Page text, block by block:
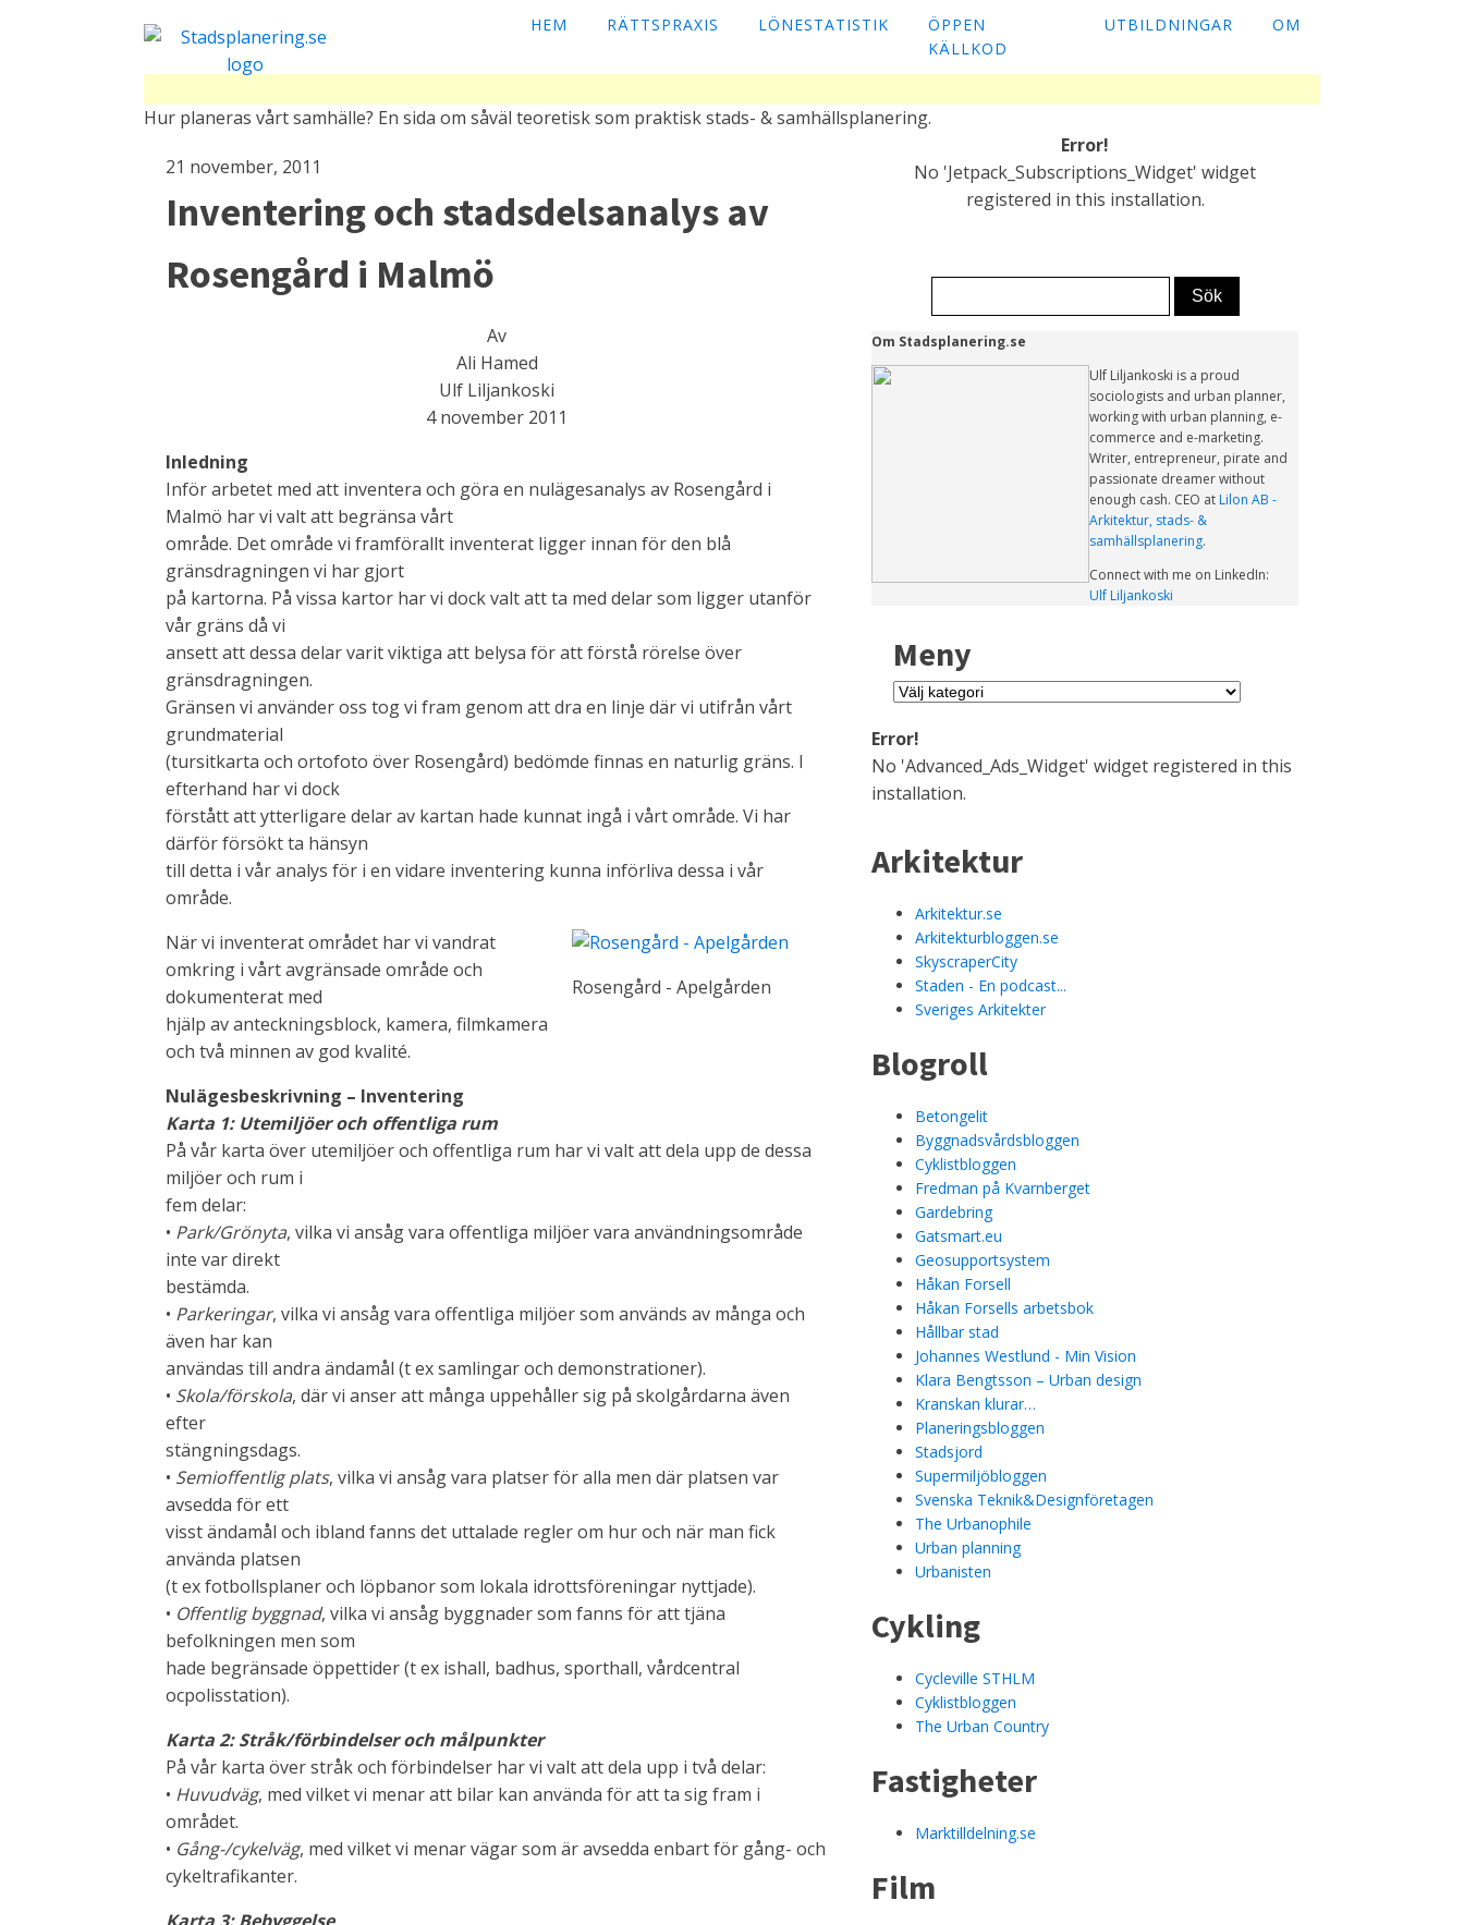
HEM RÄTTSPRAXIS LÖNESTATISTIK
ÖPPEN
KÄLLKOD
UTBILDNINGAR OM
Hur planeras vårt samhälle? En sida om såväl teoretisk som praktisk stads- & samhällsplanering.
21 november, 2011
Inventering och stadsdelsanalys av
Rosengård i Malmö
Av
Ali Hamed
Ulf Liljankoski
4 november 2011
Inledning
Inför arbetet med att inventera och göra en nulägesanalys av Rosengård i
Malmö har vi valt att begränsa vårt
område. Det område vi framförallt inventerat ligger innan för den blå
gränsdragningen vi har gjort
på kartorna. På vissa kartor har vi dock valt att ta med delar som ligger utanför
vår gräns då vi
ansett att dessa delar varit viktiga att belysa för att förstå rörelse över
gränsdragningen.
Gränsen vi använder oss tog vi fram genom att dra en linje där vi utifrån vårt
grundmaterial
(tursitkarta och ortofoto över Rosengård) bedömde finnas en naturlig gräns. I
efterhand har vi dock
förstått att ytterligare delar av kartan hade kunnat ingå i vårt område. Vi har
därför försökt ta hänsyn
till detta i vår analys för i en vidare inventering kunna införliva dessa i vår
område.
Rosengård - Apelgården
När vi inventerat området har vi vandrat
omkring i vårt avgränsade område och
dokumenterat med
hjälp av anteckningsblock, kamera, filmkamera
och två minnen av god kvalité.
Nulägesbeskrivning – Inventering
Karta 1: Utemiljöer och offentliga rum
På vår karta över utemiljöer och offentliga rum har vi valt att dela upp de dessa
miljöer och rum i
fem delar:
• Park/Grönyta, vilka vi ansåg vara offentliga miljöer vara användningsområde
inte var direkt
bestämda.
• Parkeringar, vilka vi ansåg vara offentliga miljöer som används av många och
även har kan
användas till andra ändamål (t ex samlingar och demonstrationer).
• Skola/förskola, där vi anser att många uppehåller sig på skolgårdarna även
efter
stängningsdags.
• Semioffentlig plats, vilka vi ansåg vara platser för alla men där platsen var
avsedda för ett
visst ändamål och ibland fanns det uttalade regler om hur och när man fick
använda platsen
(t ex fotbollsplaner och löpbanor som lokala idrottsföreningar nyttjade).
• Offentlig byggnad, vilka vi ansåg byggnader som fanns för att tjäna
befolkningen men som
hade begränsade öppettider (t ex ishall, badhus, sporthall, vårdcentral
ocpolisstation).
Karta 2: Stråk/förbindelser och målpunkter
På vår karta över stråk och förbindelser har vi valt att dela upp i två delar:
• Huvudväg, med vilket vi menar att bilar kan använda för att ta sig fram i
området.
• Gång-/cykelväg, med vilket vi menar vägar som är avsedda enbart för gång- och
cykeltrafikanter.
Error!
No 'Jetpack_Subscriptions_Widget' widget
registered in this installation.
Om Stadsplanering.se
Ulf Liljankoski is a proud
sociologists and urban planner,
working with urban planning, e-
commerce and e-marketing.
Writer, entrepreneur, pirate and
passionate dreamer without
enough cash. CEO at Lilon AB -
Arkitektur, stads- &
samhällsplanering.
Connect with me on LinkedIn:
Ulf Liljankoski
Meny
Meny
Error!
No 'Advanced_Ads_Widget' widget registered in this
installation.
Arkitektur
Arkitektur.se
Arkitekturbloggen.se
SkyscraperCity
Staden - En podcast...
Sveriges Arkitekter
Blogroll
Betongelit
Byggnadsvårdsbloggen
Cyklistbloggen
Fredman på Kvarnberget
Gardebring
Gatsmart.eu
Geosupportsystem
Håkan Forsell
Håkan Forsells arbetsbok
Hållbar stad
Johannes Westlund - Min Vision
Klara Bengtsson – Urban design
Kranskan klurar…
Planeringsbloggen
Stadsjord
Supermiljöbloggen
Svenska Teknik&Designföretagen
The Urbanophile
Urban planning
Urbanisten
Cykling
Cycleville STHLM
Cyklistbloggen
The Urban Country
Fastigheter
Marktilldelning.se
Film